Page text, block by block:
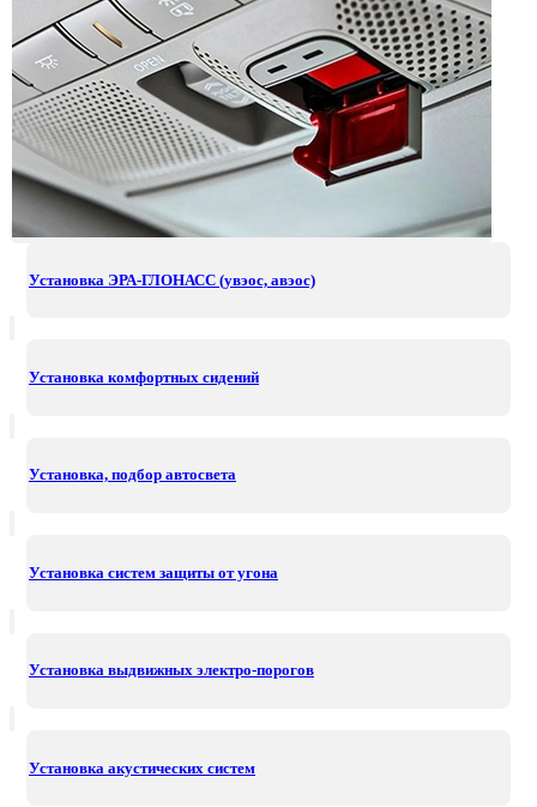
Установка ЭРА-ГЛОНАСС (увэос, авэос)
Установка комфортных сидений
Установка, подбор автосвета
Установка систем защиты от угона
Установка выдвижных электро-порогов
Установка акустических систем